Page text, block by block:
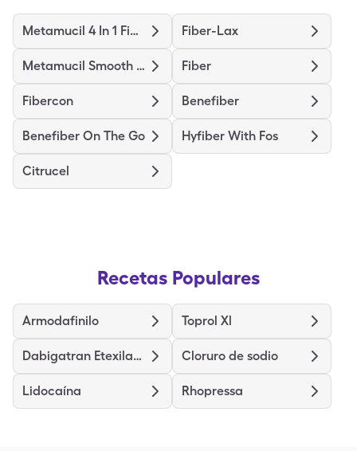
Metamucil 4 In 1 Fiber Fiber-Lax
Metamucil Smooth Texture Fiber
Fibercon Benefiber
Benefiber On The Go Hyfiber With Fos
Citrucel
Recetas Populares
Armodafinilo Toprol Xl
Dabigatran Etexilate Mesylate Cloruro de sodio
Lidocaína Rhopressa